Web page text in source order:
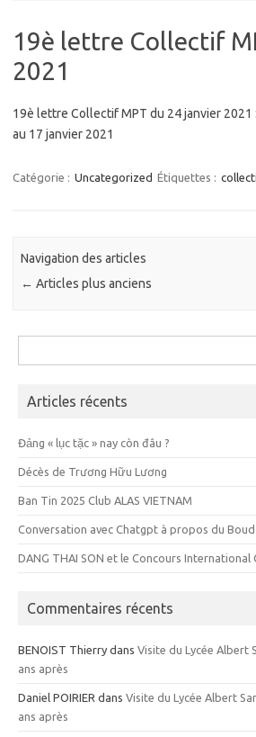
19è lettre Collectif
2021
19è lettre Collectif MPT du 24 janvier
au 17 janvier 2021
Catégorie : Uncategorized Étiquettes :
Navigation des articles
← Articles plus anciens
Articles récents
Đảng « lục tặc » nay còn đâu ?
Décès de Trương Hữu Lương
Ban Tin 2025 Club ALAS VIETNAM
Conversation avec Chatgpt à propos du
DANG THAI SON et le Concours International
Commentaires récents
BENOIST Thierry dans Visite du Lycée Albert
ans après
Daniel POIRIER dans Visite du Lycée Albert
ans après